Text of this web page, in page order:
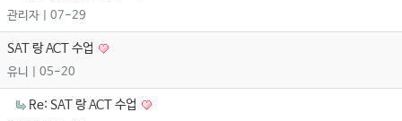
관리자 | 07-29
SAT 랑 ACT 수업
유니 | 05-20
Re: SAT 랑 ACT 수업